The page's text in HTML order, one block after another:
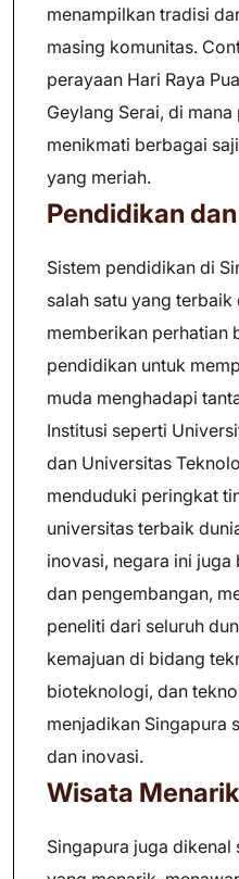
menampilkan tradisi
masing komunitas.
perayaan Hari Raya
Geylang Serai, di
menikmati berbagai
yang meriah.
Pendidikan
Sistem pendidikan di
salah satu yang
memberikan perhatian
pendidikan untuk
muda menghadapi
Institusi seperti
dan Universitas
menduduki peringkat
universitas terbaik
inovasi, negara ini
dan pengembangan,
peneliti dari seluruh
kemajuan di bidang
bioteknologi, dan
menjadikan Singapura
dan inovasi.
Wisata
Singapura juga dikenal